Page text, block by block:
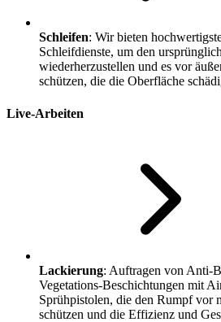
Schleifen: Wir bieten
Schleifdienste, um den
wiederherzustellen und es vor
schützen, die die Oberfläche
Live-Arbeiten
Lackierung: Auftragen von Anti-
Vegetations-Beschichtungen mit
Sprühpistolen, die den Rumpf vor
schützen und die Effizienz und